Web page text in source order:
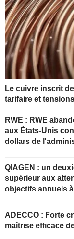
Le cuivre inscrit
tarifaire et
RWE : RWE abandonne l'éolien offshore
aux États-Unis
dollars de
QIAGEN : un deuxième trimestre
supérieur aux
objectifs annuels
ADECCO : Forte croissance organique et
maîtrise efficace